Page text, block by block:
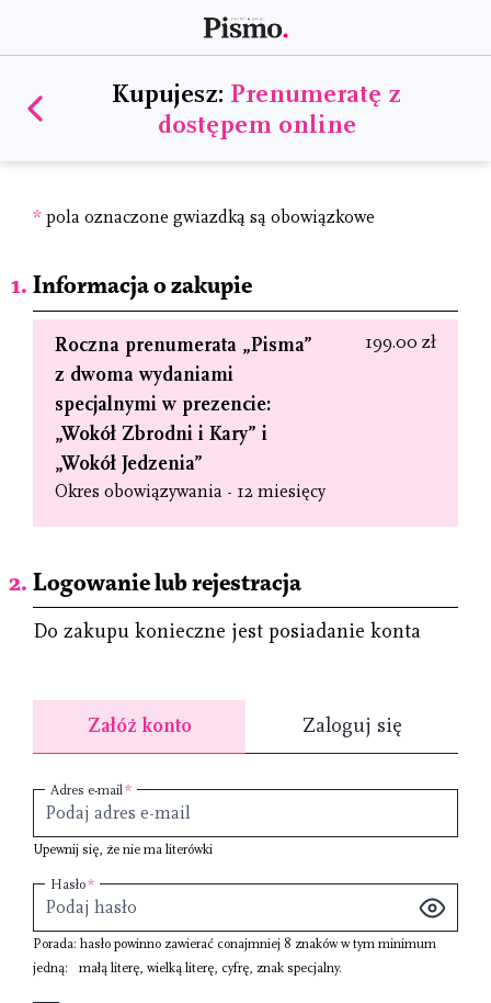
Kupujesz: Prenumeratę z
dostępem online
* pola oznaczone gwiazdką są obowiązkowe
Informacja o zakupie
Roczna prenumerata „Pisma”
z dwoma wydaniami
specjalnymi w prezencie:
„Wokół Zbrodni i Kary” i
„Wokół Jedzenia”
199.00 zł
Okres obowiązywania - 12 miesięcy
Logowanie lub rejestracja
Do zakupu konieczne jest posiadanie konta
Załóż konto
Adres e-mail
Upewnij się, że nie ma literówki
Hasło
Porada: hasło powinno zawierać conajmniej 8 znakóww tym minimum
jedną:
małą literę wielką literę cyfrę znak specjalny.
Zaloguj się